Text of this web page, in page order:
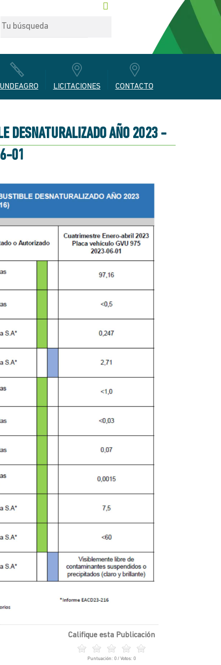
LICITACIONES CONTACTO
DESNATURALIZADO AÑO 2023 -
01
Califique esta Publicación
Puntuación: 0/ Votos: 0